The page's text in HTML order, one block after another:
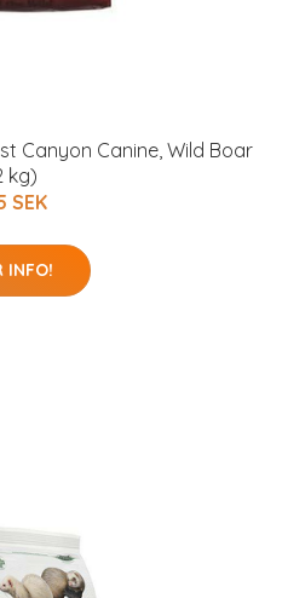
Canyon Canine, Wild Boar
kg)
SEK
INFO!